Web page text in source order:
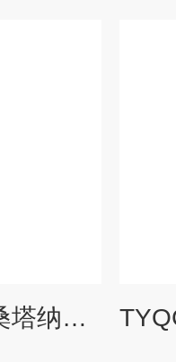
TYQC-JP-STN02桑塔纳前桥与前悬架总成模型|汽车教学设备